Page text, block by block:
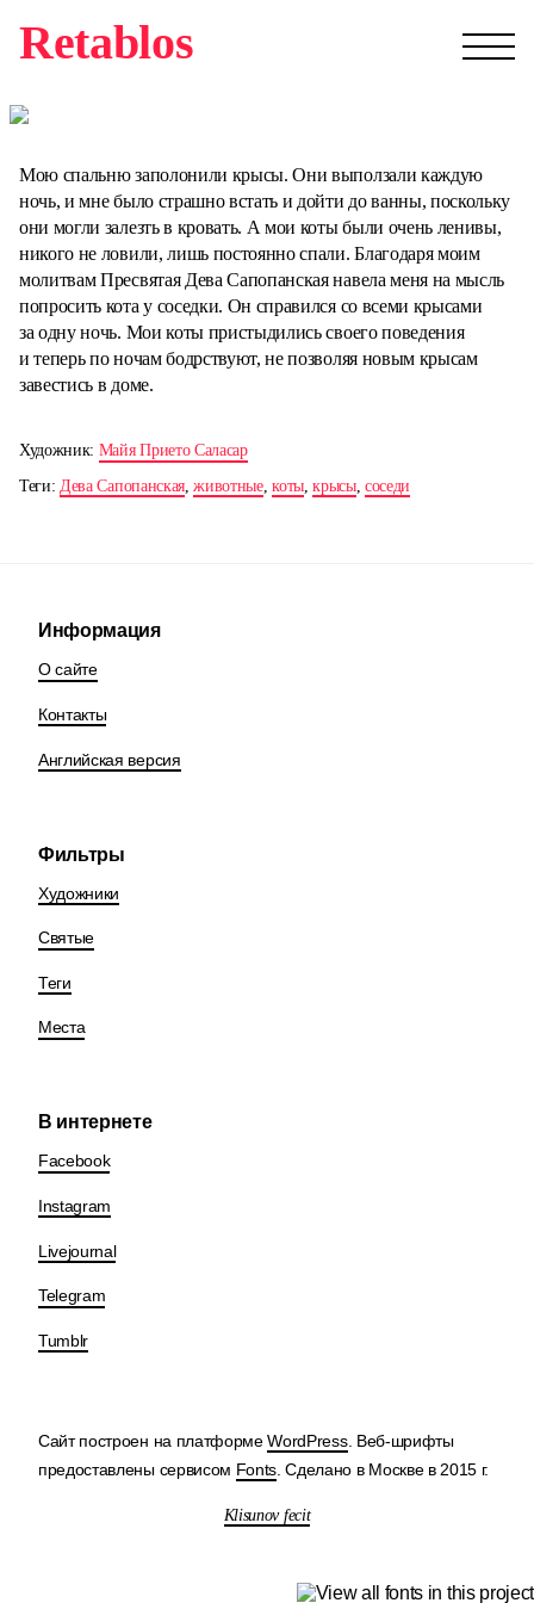
Retablos
Мою спальню заполонили крысы. Они выползали каждую
ночь, и мне было страшно встать и дойти до ванны, поскольку
они могли залезть в кровать. А мои коты были очень ленивы,
никого не ловили, лишь постоянно спали. Благодаря моим
молитвам Пресвятая Дева Сапопанская навела меня на мысль
попросить кота у соседки. Он справился со всеми крысами
за одну ночь. Мои коты пристыдились своего поведения
и теперь по ночам бодрствуют, не позволяя новым крысам
завестись в доме.
Художник: Майя Прието Саласар
Теги: Дева Сапопанская,животные,коты,крысы,соседи
Информация
О сайте
Контакты
Английская версия
Фильтры
Художники
Святые
Теги
Места
В интернете
Facebook
Instagram
Livejournal
Telegram
Tumblr
Сайт построен на платформеWordPress. Веб-шрифты
предоставлены сервисом Fonts . Сделано в Москве в 2015 г.
Klisunov fecit